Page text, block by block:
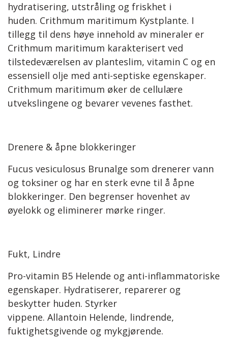
hydratisering, utstråling og friskhet i
huden. Crithmum maritimum Kystplante. I
tillegg til dens høye innehold av mineraler er
Crithmum maritimum karakterisert ved
tilstedeværelsen av planteslim, vitamin C og en
essensiell olje med anti-septiske egenskaper.
Crithmum maritimum øker de cellulære
utvekslingene og bevarer vevenes fasthet.
Drenere & åpne blokkeringer
Fucus vesiculosus Brunalge som drenerer vann
og toksiner og har en sterk evne til å åpne
blokkeringer. Den begrenser hovenhet av
øyelokk og eliminerer mørke ringer.
Fukt, Lindre
Pro-vitamin B5 Helende og anti-inflammatoriske
egenskaper. Hydratiserer, reparerer og
beskytter huden. Styrker
vippene. Allantoin Helende, lindrende,
fuktighetsgivende og mykgjørende.